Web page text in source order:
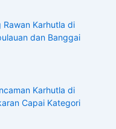
Rawan Karhutla di
dan Banggai
Karhutla di
Capai Kategori